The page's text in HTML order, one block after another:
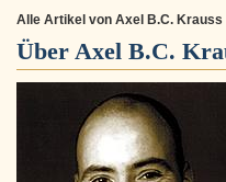
Alle Artikel von Axel B.C. Krauss
Über Axel B.C.